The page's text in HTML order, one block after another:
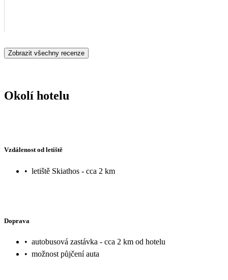
Zobrazit všechny recenze
Okolí hotelu
Vzdálenost od letiště
• letiště Skiathos - cca 2 km
Doprava
• autobusová zastávka - cca 2 km od hotelu
• možnost půjčení auta